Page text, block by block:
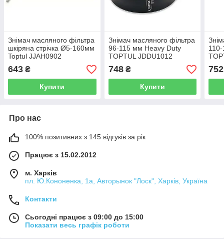
Знімач масляного фільтра
шкіряна стрічка Ø5-160мм
Toptul JJAH0902
643 ₴
Купити
Знімач масляного фільтра
96-115 мм Heavy Duty
TOPTUL JDDU1012
748₴
Купити
752
Про нас
100% позитивних з 145 відгуків за рік
Працює з 15.02.2012
м. Харків
пл. Ю.Кононенка, 1а, Авторынок "Лоск", Харків, Україна
Контакти
Сьогодні працює з 09:00 до 15:00
Показати весь графік роботи